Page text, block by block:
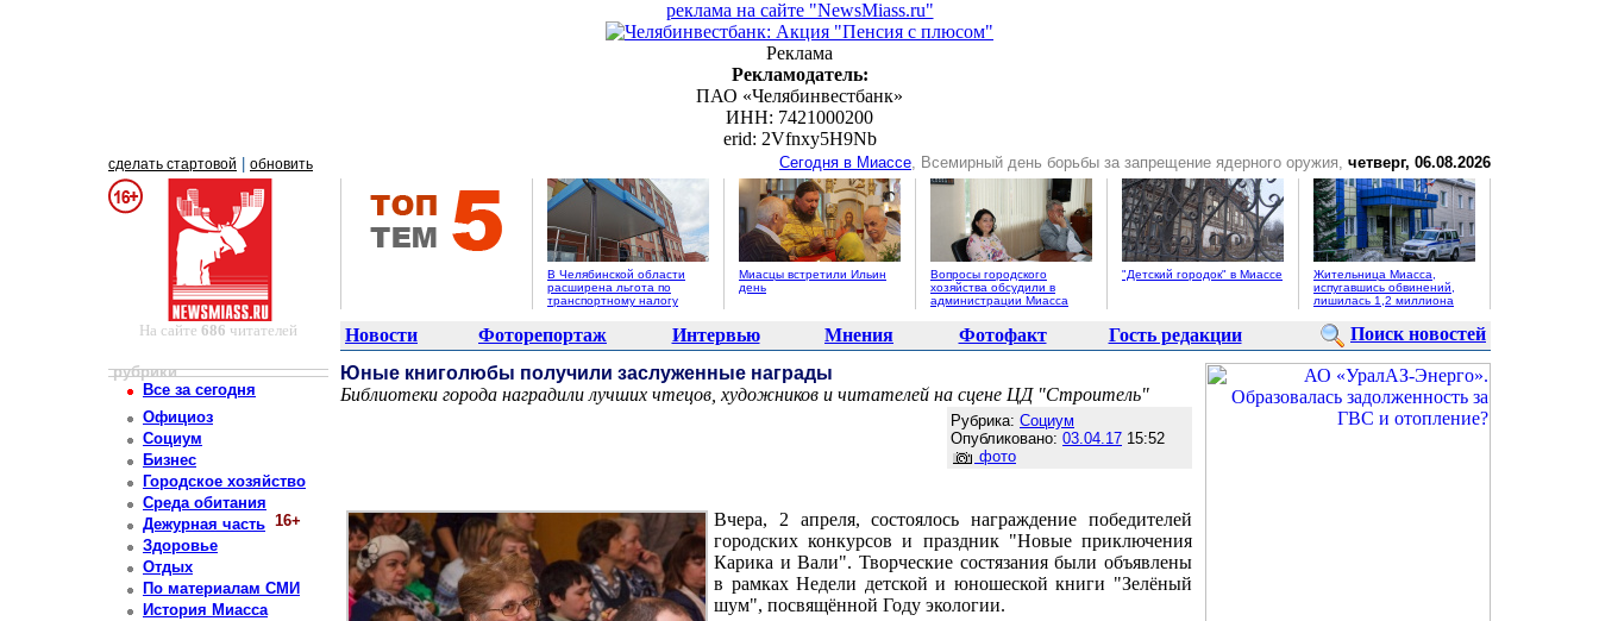
реклама на сайте "NewsMiass.ru"
Реклама
Рекламодатель:
ПАО «Челябинвестбанк»
ИНН: 7421000200
erid: 2Vfnxy5H9Nb
сделать стартовой обновить Сегодня в Миассе, Всемирный день борьбы за запрещение ядерного оружия, четверг, 06.08.2026
В Челябинской области
расширена льгота по
транспортному налогу
Миасцы встретили Ильин
день
Вопросы городского
хозяйства обсудили в
администрации Миасса
"Детский городок" в Миассе
Жительница Миасса,
испугавшись обвинений,
лишилась 1,2 миллиона
На сайте 686 читателей Новости Фоторепортаж Интервью Мнения Фотофакт Гость редакции Поиск новостей
рубрики
Все за сегодня
Официоз
Социум
Бизнес
Городское хозяйство
Среда обитания
Дежурная часть 16+
Здоровье
Отдых
По материалам СМИ
История Миасса
Юные книголюбы получили заслуженные награды
Библиотеки города наградили лучших чтецов, художников и читателей на сцене ЦД "Строитель"
Рубрика: Социум
Опубликовано: 03.04.17 15:52
фото
Вчера, 2 апреля, состоялось награждение победителей
городских конкурсов и праздник "Новые приключения
Карика и Вали". Творческие состязания были объявлены
в рамках Недели детской и юношеской книги "Зелёный
шум", посвящённой Году экологии.